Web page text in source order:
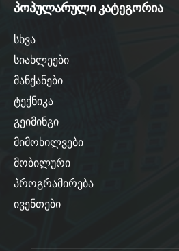
პოპულარული კატეგორია
სხვა
სიახლეები
მანქანები
ტექნიკა
გეიმინგი
მიმოხილვები
მობილური
პროგრამირება
ივენთები